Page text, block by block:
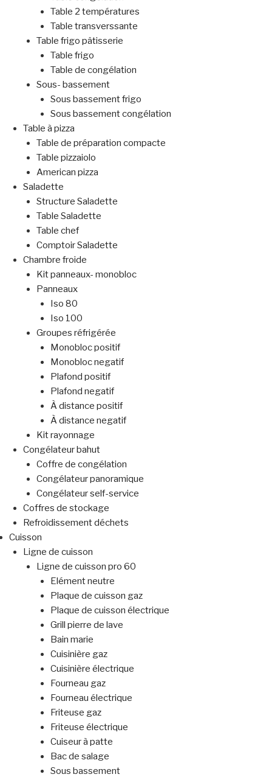
Table 2 températures
Table transverssante
Table frigo pâtisserie
Table frigo
Table de congélation
Sous- bassement
Sous bassement frigo
Sous bassement congélation
Table à pizza
Table de préparation compacte
Table pizzaiolo
American pizza
Saladette
Structure Saladette
Table Saladette
Table chef
Comptoir Saladette
Chambre froide
Kit panneaux- monobloc
Panneaux
Iso 80
Iso 100
Groupes réfrigérée
Monobloc positif
Monobloc negatif
Plafond positif
Plafond negatif
À distance positif
À distance negatif
Kit rayonnage
Congélateur bahut
Coffre de congélation
Congélateur panoramique
Congélateur self-service
Coffres de stockage
Refroidissement déchets
Cuisson
Ligne de cuisson
Ligne de cuisson pro 60
Elément neutre
Plaque de cuisson gaz
Plaque de cuisson électrique
Grill pierre de lave
Bain marie
Cuisinière gaz
Cuisinière électrique
Fourneau gaz
Fourneau électrique
Friteuse gaz
Friteuse électrique
Cuiseur à patte
Bac de salage
Sous bassement